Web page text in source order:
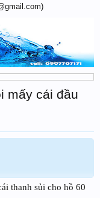
mấy cái đầu
thanh sủi cho hồ 60